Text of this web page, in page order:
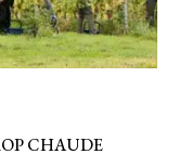
CHAUDE